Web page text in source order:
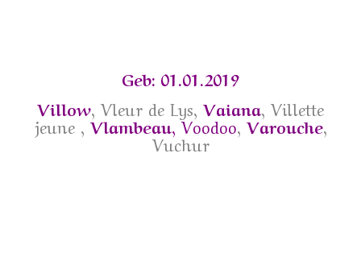
Geb: 01.01.2019
Villow, Vleur de Lys, Vaiana, Villette
jeune , Vlambeau,Voodoo, Varouche,
Vuchur